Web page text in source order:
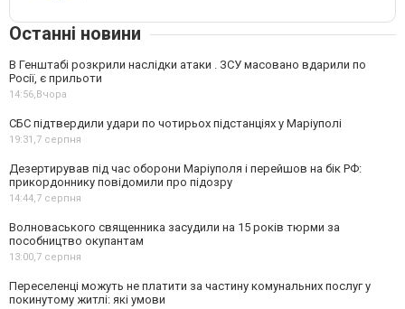
Останні новини
В Генштабі розкрили наслідки атаки . ЗСУ масовано вдарили по
Росії, є прильоти
14:56,Вчора
СБС підтвердили удари по чотирьох підстанціях у Маріуполі
19:31,7 серпня
Дезертирував під час оборони Маріуполя і перейшов на бік РФ:
прикордоннику повідомили про підозру
14:44,7 серпня
Волноваського священника засудили на 15 років тюрми за
пособництво окупантам
13:00,7 серпня
Переселенці можуть не платити за частину комунальних послуг у
покинутому житлі: які умови